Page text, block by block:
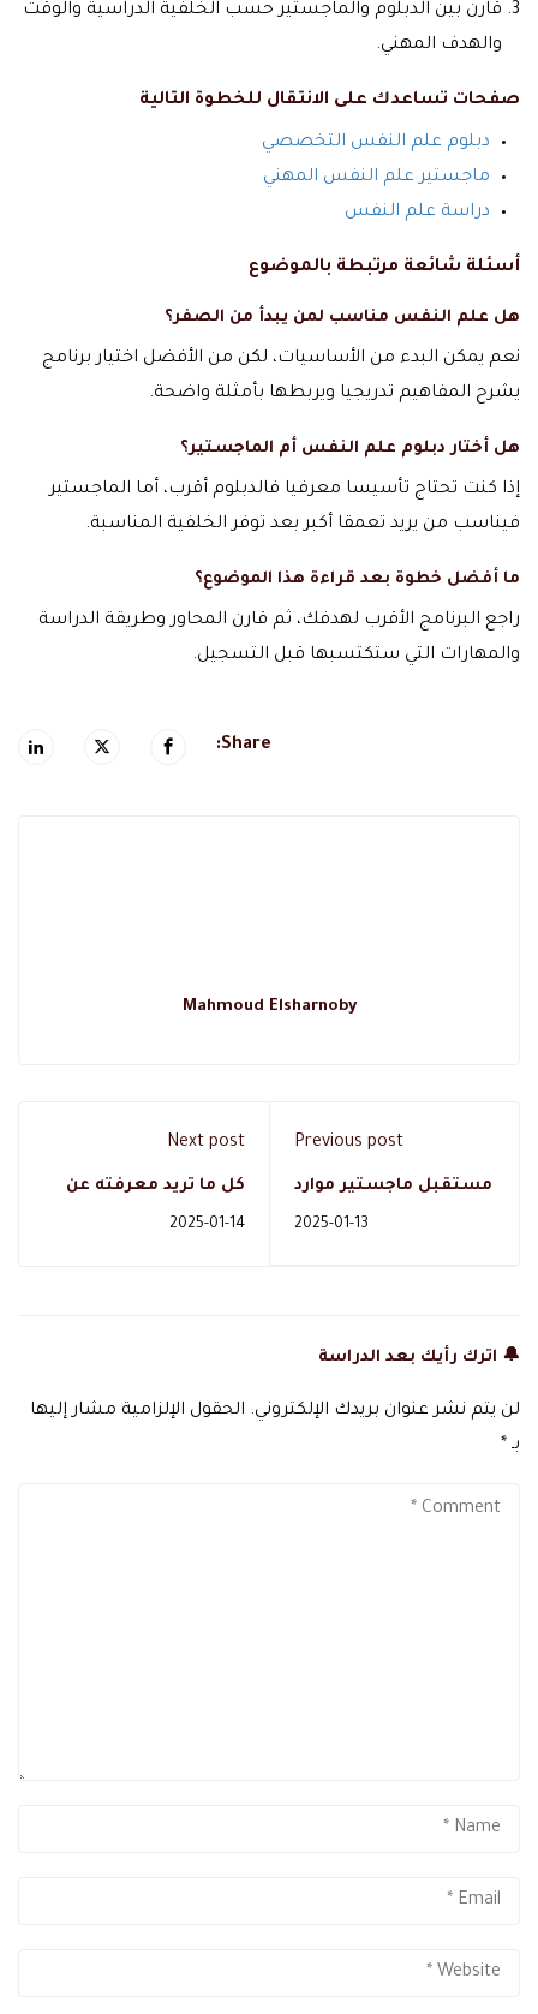
قارن بين الدبلوم والماجستير حسب الخلفية الدراسية والوقت
والهدف المهني.
صفحات تساعدك على الانتقال للخطوة التالية
دبلوم علم النفس التخصصي
ماجستير علم النفس المهني
دراسة علم النفس
أسئلة شائعة مرتبطة بالموضوع
هل علم النفس مناسب لمن يبدأ من الصفر؟
نعم يمكن البدء من الأساسيات، لكن من الأفضل اختيار برنامج
يشرح المفاهيم تدريجيا ويربطها بأمثلة واضحة.
هل أختار دبلوم علم النفس أم الماجستير؟
إذا كنت تحتاج تأسيسا معرفيا فالدبلوم أقرب، أما الماجستير
فيناسب من يريد تعمقا أكبر بعد توفر الخلفية المناسبة.
ما أفضل خطوة بعد قراءة هذا الموضوع؟
راجع البرنامج الأقرب لهدفك، ثم قارن المحاور وطريقة الدراسة
والمهارات التي ستكتسبها قبل التسجيل.
Share:
Mahmoud Elsharnoby
Previous post
مستقبل ماجستير موارد
2025-01-13
Next post
كل ما تريد معرفته عن
2025-01-14
🔔 اترك رأيك بعد الدراسة
لن يتم نشر عنوان بريدك الإلكتروني. الحقول الإلزامية مشار إليها
بـ *